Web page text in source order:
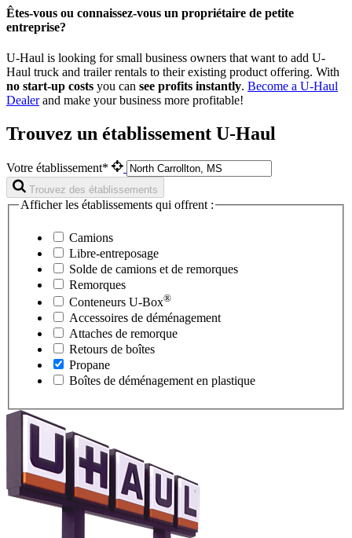
Êtes-vous ou connaissez-vous un propriétaire de petite
entreprise?
U-Haul is looking for small business owners that want to add U-
Haul truck and trailer rentals to their existing product offering. With
no start-up costs you can see profits instantly. Become a U-Haul
Dealerand make your business more profitable!
Trouvez un établissement U-Haul
Votre établissement*
Trouvez des établissements
Afficher les établissements qui offrent :
Camions
Libre-entreposage
Solde de camions et de remorques
Remorques
Conteneurs U-Box®
Accessoires de déménagement
Attaches de remorque
Retours de boîtes
Propane
Boîtes de déménagement en plastique